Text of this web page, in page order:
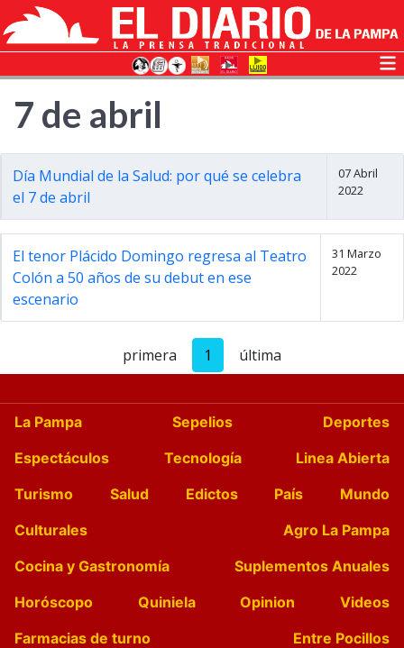
7 de abril
Día Mundial de la Salud: por qué se celebra
el 7 de abril
07 Abril
2022
El tenor Plácido Domingo regresa al Teatro
Colón a 50 años de su debut en ese
escenario
31 Marzo
2022
primera 1 última
La Pampa Sepelios
Deportes
Espectáculos
Tecnología
Linea Abierta
Turismo
Salud Edictos País
Mundo
Culturales
Agro La Pampa
Cocina y Gastronomía
Suplementos Anuales
Horóscopo
Quiniela Opinion
Videos
Farmacias de turno
Entre Pocillos